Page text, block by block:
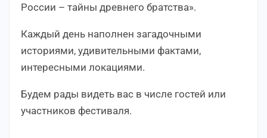
России – тайны древнего братства».
Каждый день наполнен загадочными
историями, удивительными фактами,
интересными локациями.
Будем рады видеть вас в числе гостей или
участников фестиваля.